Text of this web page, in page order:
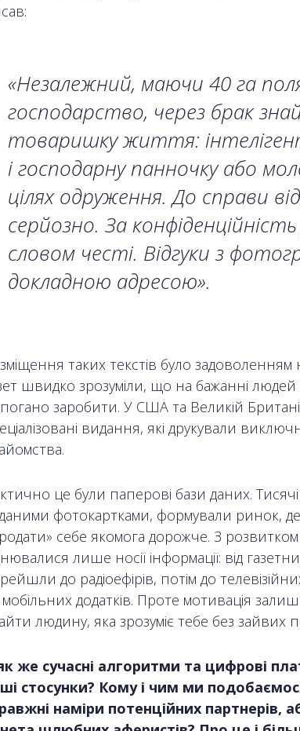
«Незалежний, маючи 40 га поля
господарство, через брак
товаришку життя:
і господарну панночку або
цілях одруження. До справи
серйозно. За
словом честі. Відгуки з
докладною адресою».
таких текстів було задоволенням
швидко зрозуміли, що на бажанні
заробити. У США та Великій
видання, які друкували
це були паперові бази даних.
фотокартками, формували ринок,
себе якомога дорожче. З розвитком
лише носії інформації: від
до радіоефірів, потім до
додатків. Проте мотивація
людину, яка зрозуміє тебе без зайвих
же сучасні алгоритми та цифрові
стосунки? Кому і чим ми
наміри потенційних партнерів,